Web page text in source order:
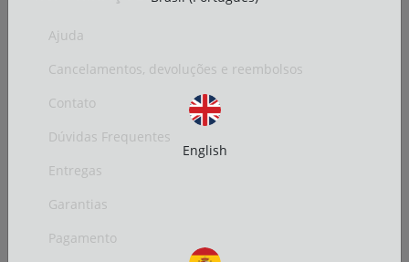
Ajuda
Cancelamentos, devoluções e reembolsos
Contato
Dúvidas Frequentes
Entregas
Garantias
Pagamento
English